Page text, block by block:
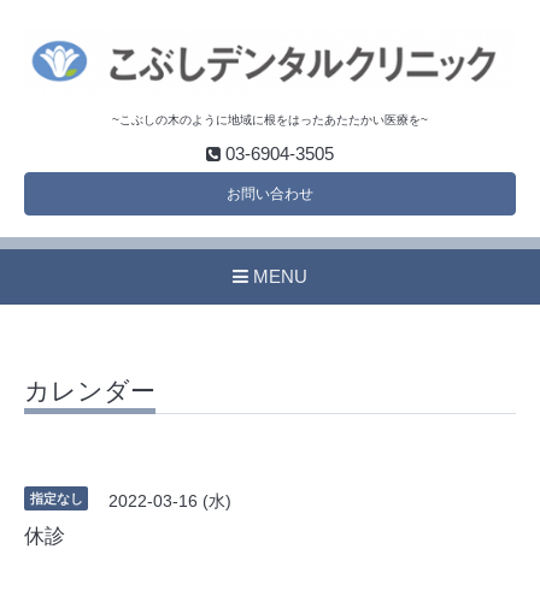
~こぶしの木のように地域に根をはったあたたかい医療を~
03-6904-3505
お問い合わせ
MENU
カレンダー
指定なし 2022-03-16 (水)
休診